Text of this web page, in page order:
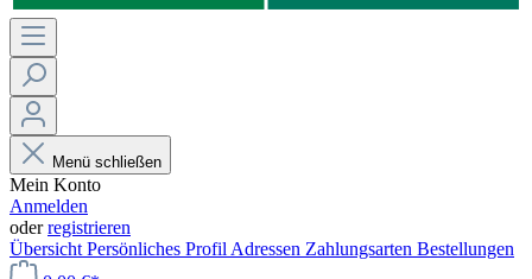
Menü schließen
Mein Konto
Anmelden
oderregistrieren
Übersicht Persönliches Profil Adressen Zahlungsarten Bestellungen